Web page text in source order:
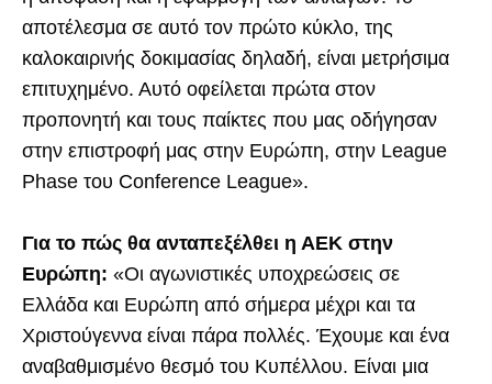
αποτέλεσμα σε αυτό τον πρώτο κύκλο, της
καλοκαιρινής δοκιμασίας δηλαδή, είναι μετρήσιμα
επιτυχημένο. Αυτό οφείλεται πρώτα στον
προπονητή και τους παίκτες που μας οδήγησαν
στην επιστροφή μας στην Ευρώπη, στην League
Phase του Conference League».
Για το πώς θα ανταπεξέλθει η ΑΕΚ στην
Ευρώπη: «Οι αγωνιστικές υποχρεώσεις σε
Ελλάδα και Ευρώπη από σήμερα μέχρι και τα
Χριστούγεννα είναι πάρα πολλές. Έχουμε και ένα
αναβαθμισμένο θεσμό του Κυπέλλου. Είναι μια